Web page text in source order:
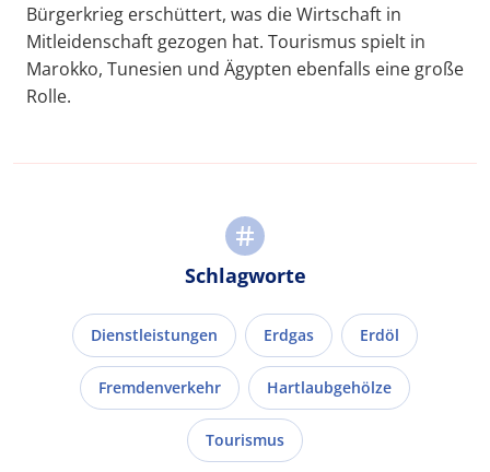
Bürgerkrieg erschüttert, was die Wirtschaft in
Mitleidenschaft gezogen hat. Tourismus spielt in
Marokko, Tunesien und Ägypten ebenfalls eine große
Rolle.
Schlagworte
Dienstleistungen Erdgas Erdöl
Fremdenverkehr Hartlaubgehölze
Tourismus